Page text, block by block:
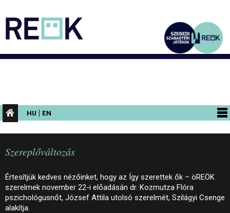
HU | EN
PROGRAMOK
AZ ÉPÜLET
INFORMÁCIÓK
Szereplőváltozás
Értesítjük kedves nézőinket, hogy az Így szerettek ők – öREÖK
szerelmek november 22-i előadásán dr. Kozmutza Flóra
pszichológusnőt, József Attila utolsó szerelmét, Szilágyi Csenge
alakítja.